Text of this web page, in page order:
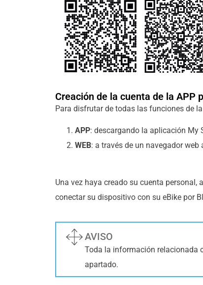
Creación de la cuenta de la APP
Para disfrutar de todas las funciones de
APP: descargando la aplicación My
WEB: a través de un navegador web
Una vez haya creado su cuenta
conectar su dispositivo con su eBike por
AVISO
Toda la información relacionada
apartado.